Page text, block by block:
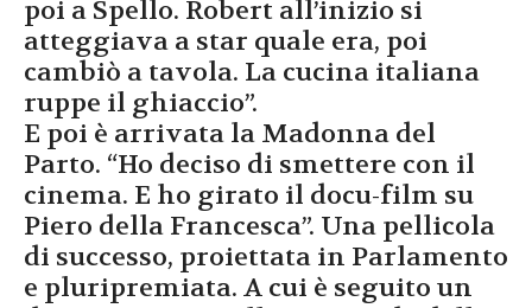
poi a Spello. Robert all’inizio si
atteggiava a star quale era, poi
cambiò a tavola. La cucina italiana
ruppe il ghiaccio”.
E poi è arrivata la Madonna del
Parto. “Ho deciso di smettere con il
cinema. E ho girato il docu-film su
Piero della Francesca”. Una pellicola
di successo, proiettata in Parlamento
e pluripremiata. A cui è seguito un